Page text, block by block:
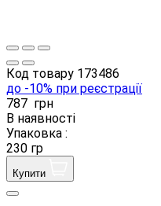
Код товару 173486
до -10% при реєстрації
787 грн
В наявності
Упаковка :
230 гр
Купити